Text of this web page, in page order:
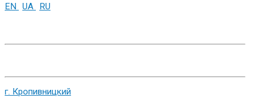
EN UA RU
г. Кропивницкий